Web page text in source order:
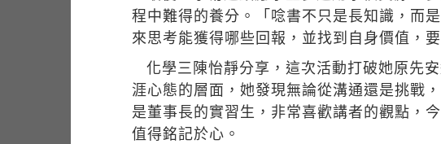
程中難得的養分。「唸書不只是長知識，而
來思考能獲得哪些回報，並找到自身價值，
化學三陳怡靜分享，這次活動打破她原先
涯心態的層面，她發現無論從溝通還是挑戰
是董事長的實習生，非常喜歡講者的觀點，
值得銘記於心。